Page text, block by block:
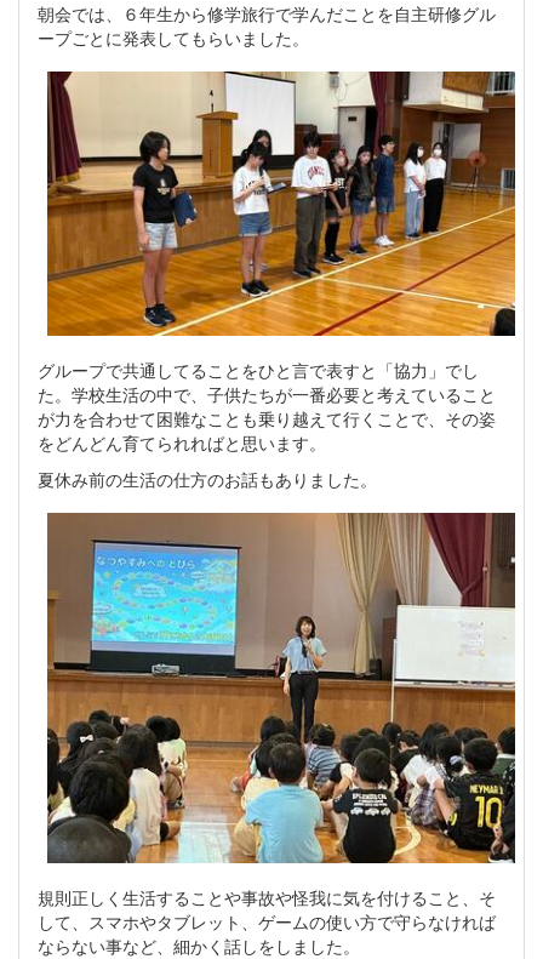
朝会では、６年生から修学旅行で学んだことを自主研修グル
ープごとに発表してもらいました。
グループで共通してることをひと言で表すと「協力」でし
た。学校生活の中で、子供たちが一番必要と考えていること
が力を合わせて困難なことも乗り越えて行くことで、その姿
をどんどん育てられればと思います。
夏休み前の生活の仕方のお話もありました。
規則正しく生活することや事故や怪我に気を付けること、そ
して、スマホやタブレット、ゲームの使い方で守らなければ
ならない事など、細かく話しをしました。